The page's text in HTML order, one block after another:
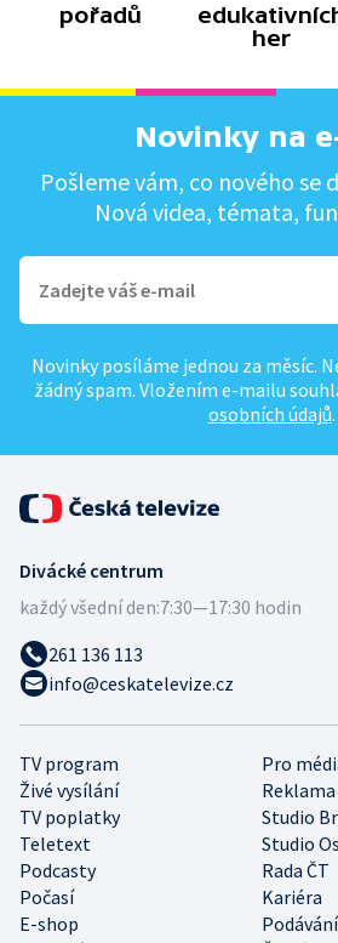
pořadů
her
Novinky na
Pošleme vám, co nového se
Nová videa, témata,
Novinky posíláme jednou za měsíc.
žádný spam. Vložením e-mailu
osobních údajů.